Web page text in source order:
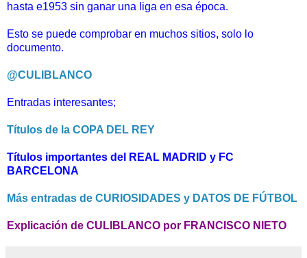
hasta e1953 sin ganar una liga en esa época.
Esto se puede comprobar en muchos sitios, solo lo
documento.
@CULIBLANCO
Entradas interesantes;
Títulos de la COPA DEL REY
Títulos importantes del REAL MADRID y FC
BARCELONA
Más entradas de CURIOSIDADES y DATOS DE FÚTBOL
Explicación de CULIBLANCO por FRANCISCO NIETO